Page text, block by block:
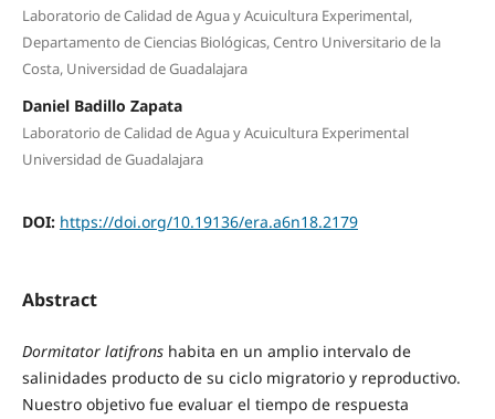
Laboratorio de Calidad de Agua y Acuicultura Experimental,
Departamento de Ciencias Biológicas, Centro Universitario de la
Costa, Universidad de Guadalajara
Daniel Badillo Zapata
Laboratorio de Calidad de Agua y Acuicultura Experimental
Universidad de Guadalajara
DOI: https://doi.org/10.19136/era.a6n18.2179
Abstract
Dormitator latifronshabita en un amplio intervalo de
salinidades producto de su ciclo migratorio y reproductivo.
Nuestro objetivo fue evaluar el tiempo de respuesta